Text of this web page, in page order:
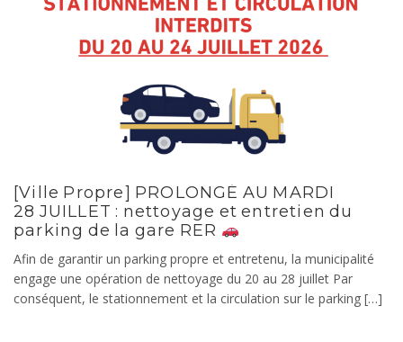
[Ville Propre] PROLONGÉ AU MARDI
28 JUILLET : nettoyage et entretien du
parking de la gare RER
Afin de garantir un parking propre et entretenu, la municipalité
engage une opération de nettoyage du 20 au 28 juillet Par
conséquent, le stationnement et la circulation sur le parking […]